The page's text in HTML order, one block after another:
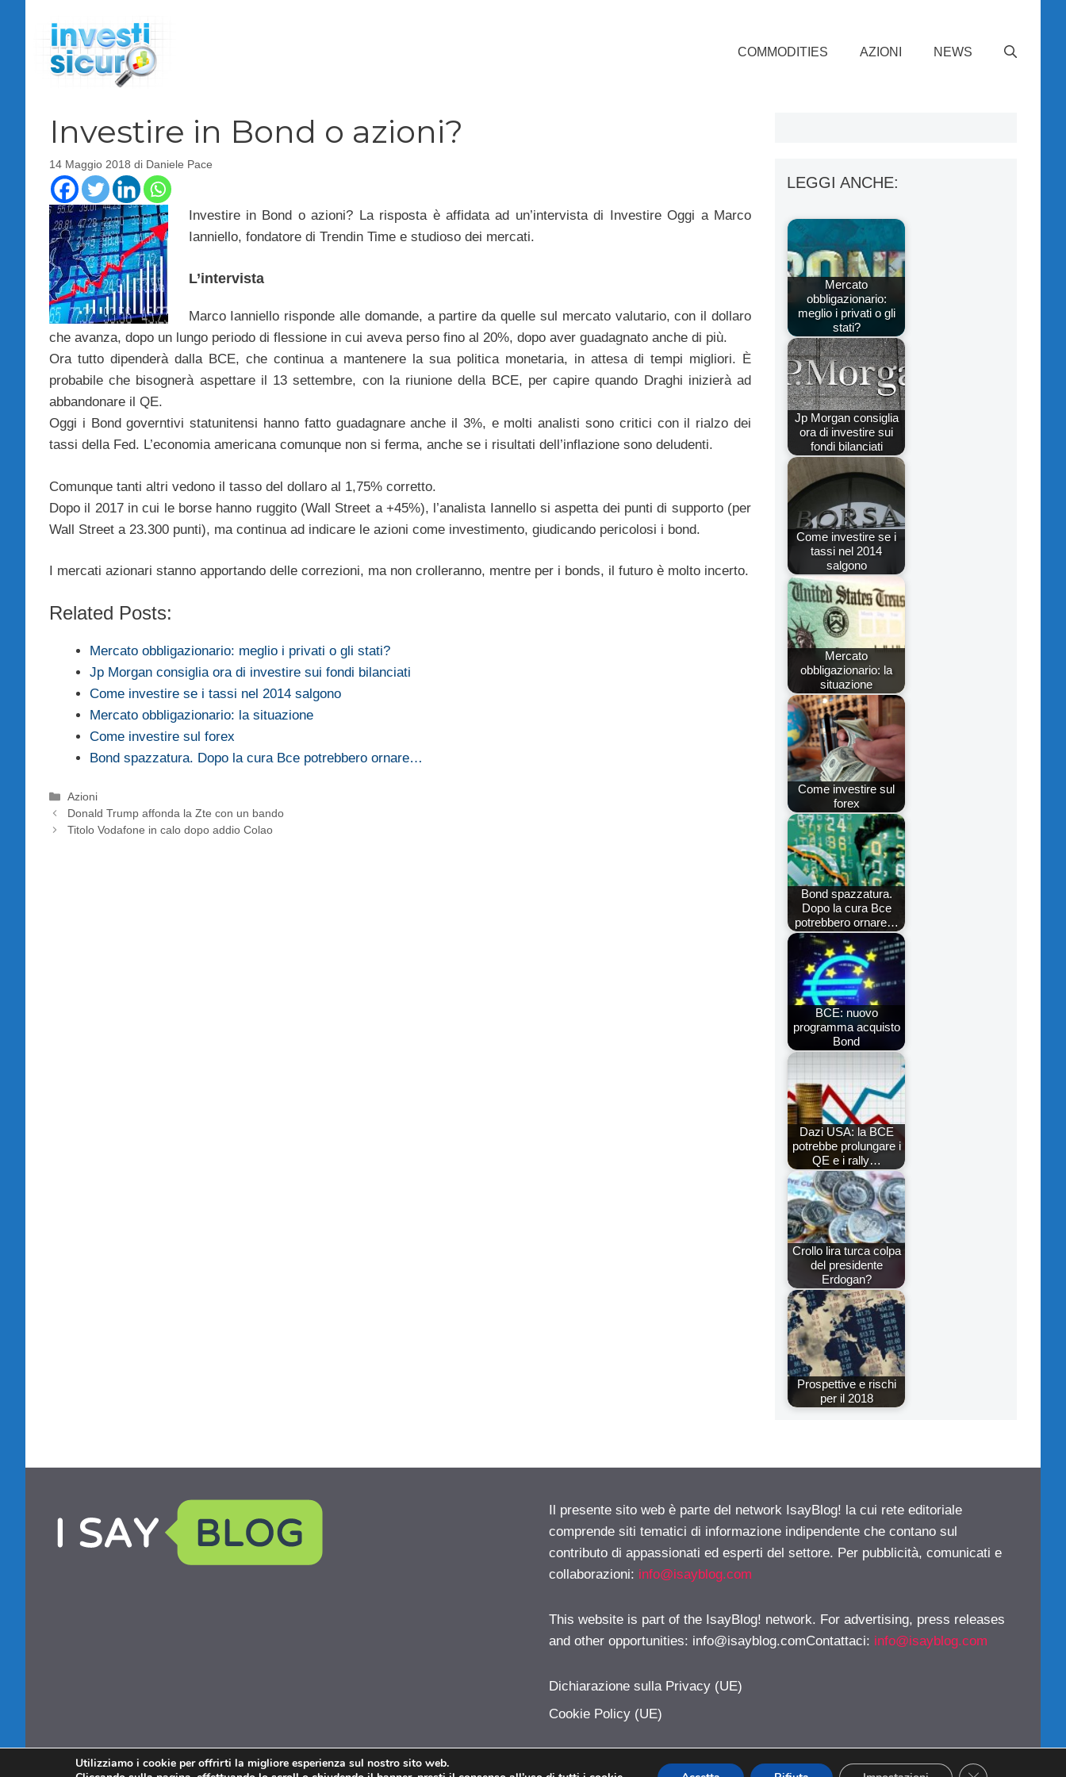
contenuto
COMMODITIES AZIONI NEWS
Investire in Bond o azioni?
14 Maggio 2018 di Daniele Pace
Investire in Bond o azioni? La risposta è affidata ad un’intervista di Investire Oggi a Marco
Ianniello, fondatore di Trendin Time e studioso dei mercati.
L’intervista
Marco Ianniello risponde alle domande, a partire da quelle sul mercato valutario, con il dollaro
che avanza, dopo un lungo periodo di flessione in cui aveva perso fino al 20%, dopo aver guadagnato anche di più.
Ora tutto dipenderà dalla BCE, che continua a mantenere la sua politica monetaria, in attesa di tempi migliori. È
probabile che bisognerà aspettare il 13 settembre, con la riunione della BCE, per capire quando Draghi inizierà ad
abbandonare il QE.
Oggi i Bond governtivi statunitensi hanno fatto guadagnare anche il 3%, e molti analisti sono critici con il rialzo dei
tassi della Fed. L’economia americana comunque non si ferma, anche se i risultati dell’inflazione sono deludenti.
Comunque tanti altri vedono il tasso del dollaro al 1,75% corretto.
Dopo il 2017 in cui le borse hanno ruggito (Wall Street a +45%), l’analista Iannello si aspetta dei punti di supporto (per
Wall Street a 23.300 punti), ma continua ad indicare le azioni come investimento, giudicando pericolosi i bond.
I mercati azionari stanno apportando delle correzioni, ma non crolleranno, mentre per i bonds, il futuro è molto incerto.
Related Posts:
Mercato obbligazionario: meglio i privati o gli stati?
Jp Morgan consiglia ora di investire sui fondi bilanciati
Come investire se i tassi nel 2014 salgono
Mercato obbligazionario: la situazione
Come investire sul forex
Bond spazzatura. Dopo la cura Bce potrebbero ornare…
Categorie
Azioni
Donald Trump affonda la Zte con un bando
Titolo Vodafone in calo dopo addio Colao
LEGGI ANCHE:
Mercato
obbligazionario:
meglio i privati o gli
stati?
Jp Morgan consiglia
ora di investire sui
fondi bilanciati
Come investire se i
tassi nel 2014
salgono
Mercato
obbligazionario: la
situazione
Come investire sul
forex
Bond spazzatura.
Dopo la cura Bce
potrebbero ornare…
BCE: nuovo
programma acquisto
Bond
Dazi USA: la BCE
potrebbe prolungare i
QE e i rally…
Crollo lira turca colpa
del presidente
Erdogan?
Prospettive e rischi
per il 2018
Il presente sito web è parte del network IsayBlog! la cui rete editoriale
comprende siti tematici di informazione indipendente che contano sul
contributo di appassionati ed esperti del settore. Per pubblicità, comunicati e
collaborazioni: info@isayblog.com
This website is part of the IsayBlog! network. For advertising, press releases
and other opportunities: info@isayblog.comContattaci: info@isayblog.com
Dichiarazione sulla Privacy (UE)
Cookie Policy (UE)
Utilizziamo i cookie per offrirti la migliore esperienza sul nostro sito web.
CLOSE GDPR